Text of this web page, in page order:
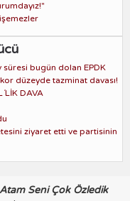
bugün dolan EPDK
düzeyde tazminat davası!
DAVA
ziyaret etti ve partisinin
Atam Seni Çok Özledik